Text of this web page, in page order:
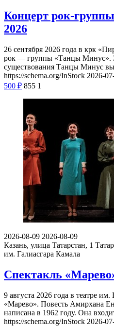
Концерт рок-
2026
26 сентября 2026 года в крк
рок — группы «Танцы Минус».
существования Танцы Минус
https://schema.org/InStock 2026-
500 ₽ 855 1
2026-08-09 2026-08-09
Казань, улица Татарстан, 1
им. Галиасгара Камала
Спектакль
9 августа 2026 года в театре
«Марево». Повесть Амирхана
написана в 1962 году. Она
https://schema.org/InStock 2026-